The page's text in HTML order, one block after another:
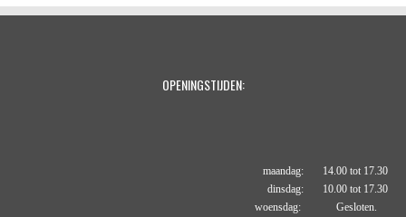
OPENINGSTIJDEN:
maandag: 14.00 tot 17.30
dinsdag: 10.00 tot 17.30
woensdag: Gesloten.